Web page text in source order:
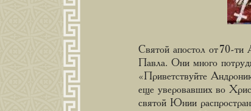
Святой апостол от 70-ти
Павла. Они много
«Приветствуйте
еще уверовавших во
святой Юнии